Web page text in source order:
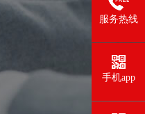
服务热线
手机app